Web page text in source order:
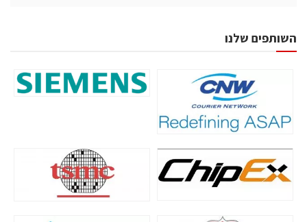
השותפים שלנו